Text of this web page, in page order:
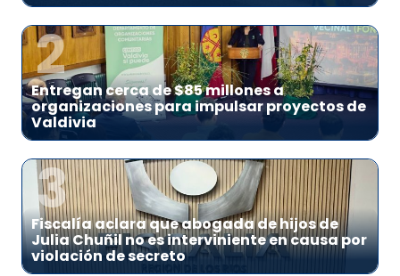
2
Entregan cerca de $85 millones a
organizaciones para impulsar proyectos de
Valdivia
3
Fiscalía aclara que abogada de hijos de
Julia Chuñil no es interviniente en causa por
violación de secreto